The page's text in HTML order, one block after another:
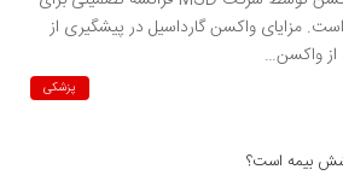
مزایای واکسن گارداسیل در پیشگیری از
از واکسن…
پزشکی
بیمه است؟